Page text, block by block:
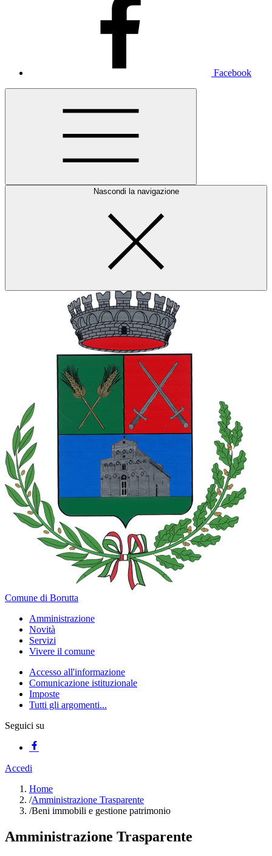
Facebook
Nascondi la navigazione
Comune di Borutta
Amministrazione
Novità
Servizi
Vivere il comune
Accesso all'informazione
Comunicazione istituzionale
Imposte
Tutti gli argomenti...
Seguici su
Accedi
Home
/Amministrazione Trasparente
/Beni immobili e gestione patrimonio
Amministrazione Trasparente